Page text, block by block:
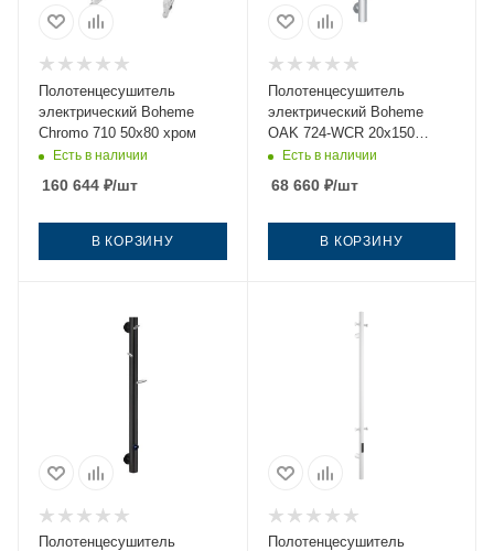
Полотенцесушитель
электрический Boheme
Chromo 710 50х80 хром
Есть в наличии
160 644 ₽/шт
В КОРЗИНУ
Полотенцесушитель
электрический Boheme
OAK 724-WCR 20х150
белый
Есть в наличии
68 660₽/шт
В КОРЗИНУ
Полотенцесушитель
Полотенцесушитель